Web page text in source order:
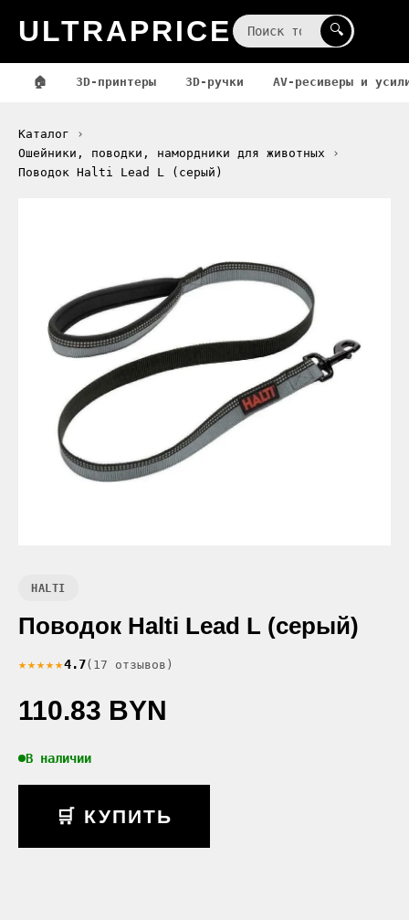
ULTRAPRICE 🔍
🏠 3D-принтеры 3D-ручки AV-ресиверы и
Каталог
Ошейники, поводки, намордники для животных
Поводок Halti Lead L (серый)
HALTI
Поводок Halti Lead L (серый)
★★★★★4.7(17 отзывов)
110.83 BYN
В наличии
🛒 КУПИТЬ